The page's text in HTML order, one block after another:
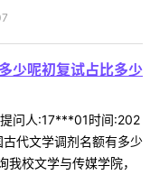
少呢初复试占比多少
问人:17***01时间:202
代文学调剂名额有多少
校文学与传媒学院，